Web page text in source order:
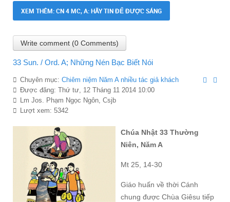
XEM THÊM: CN 4 MC, A: HÃY TIN ĐỂ ĐƯỢC SÁNG
Write comment (0 Comments)
33 Sun. / Ord. A; Những Nén Bạc Biết Nói
Chuyên mục: Chiêm niệ̣m Năm A nhiều tác giả khách
Được đăng: Thứ tư, 12 Tháng 11 2014 10:00
Lm Jos. Phạm Ngọc Ngôn, Csjb
Lượt xem: 5342
Chúa Nhật 33 Thường
Niên, Năm A
Mt 25, 14-30
Giáo huấn về thời Cánh
chung được Chùa Giêsu tiếp